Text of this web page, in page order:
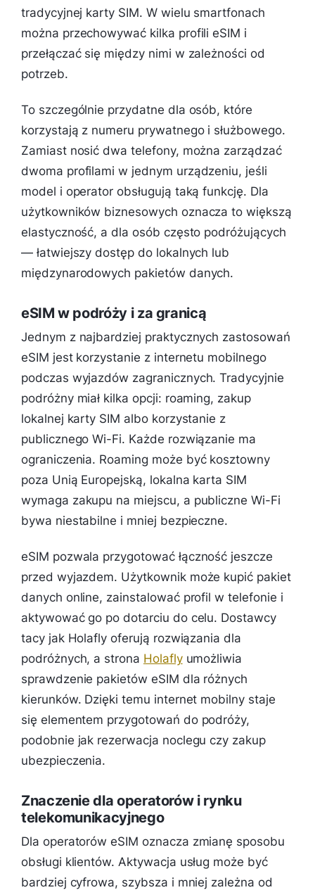
tradycyjnej karty SIM. W wielu smartfonach
można przechowywać kilka profili eSIM i
przełączać się między nimi w zależności od
potrzeb.
To szczególnie przydatne dla osób, które
korzystają z numeru prywatnego i służbowego.
Zamiast nosić dwa telefony, można zarządzać
dwoma profilami w jednym urządzeniu, jeśli
model i operator obsługują taką funkcję. Dla
użytkowników biznesowych oznacza to większą
elastyczność, a dla osób często podróżujących
— łatwiejszy dostęp do lokalnych lub
międzynarodowych pakietów danych.
eSIM w podróży i za granicą
Jednym z najbardziej praktycznych zastosowań
eSIM jest korzystanie z internetu mobilnego
podczas wyjazdów zagranicznych. Tradycyjnie
podróżny miał kilka opcji: roaming, zakup
lokalnej karty SIM albo korzystanie z
publicznego Wi-Fi. Każde rozwiązanie ma
ograniczenia. Roaming może być kosztowny
poza Unią Europejską, lokalna karta SIM
wymaga zakupu na miejscu, a publiczne Wi-Fi
bywa niestabilne i mniej bezpieczne.
eSIM pozwala przygotować łączność jeszcze
przed wyjazdem. Użytkownik może kupić pakiet
danych online, zainstalować profil w telefonie i
aktywować go po dotarciu do celu. Dostawcy
tacy jak Holafly oferują rozwiązania dla
podróżnych, a strona Holaflyumożliwia
sprawdzenie pakietów eSIM dla różnych
kierunków. Dzięki temu internet mobilny staje
się elementem przygotowań do podróży,
podobnie jak rezerwacja noclegu czy zakup
ubezpieczenia.
Znaczenie dla operatorów i rynku
telekomunikacyjnego
Dla operatorów eSIM oznacza zmianę sposobu
obsługi klientów. Aktywacja usług może być
bardziej cyfrowa, szybsza i mniej zależna od